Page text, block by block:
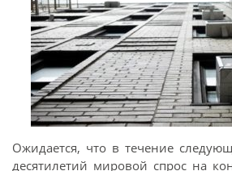
Ожидается, что в течение
десятилетий мировой спрос на